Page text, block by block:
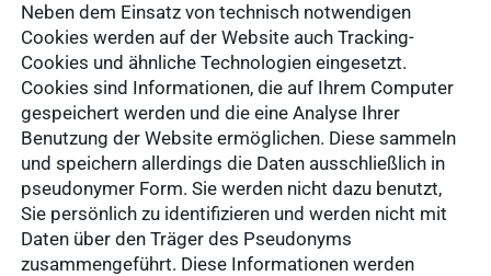
Neben dem Einsatz von technisch notwendigen
Cookies werden auf der Website auch Tracking-
Cookies und ähnliche Technologien eingesetzt.
Cookies sind Informationen, die auf Ihrem Computer
gespeichert werden und die eine Analyse Ihrer
Benutzung der Website ermöglichen. Diese sammeln
und speichern allerdings die Daten ausschließlich in
pseudonymer Form. Sie werden nicht dazu benutzt,
Sie persönlich zu identifizieren und werden nicht mit
Daten über den Träger des Pseudonyms
zusammengeführt. Diese Informationen werden